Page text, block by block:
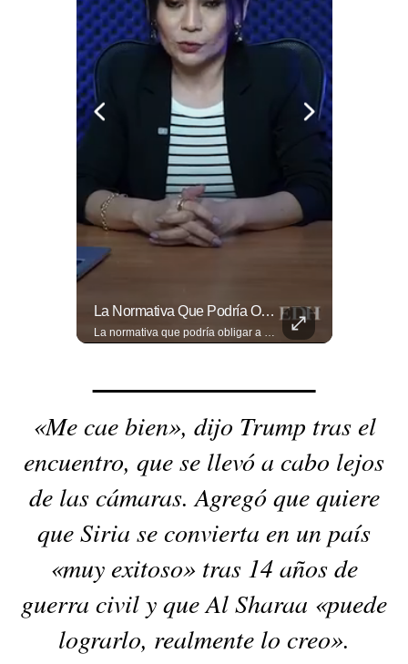
La Normativa Que Podría Obligar A Miles De Solicitantes A Salir De Estados Unidos Para Tramitar Su Residencia En Sus Países De Origen Sigue Vigente.
«Me cae bien», dijo Trump tras el
encuentro, que se llevó a cabo lejos
de las cámaras. Agregó que quiere
que Siria se convierta en un país
«muy exitoso» tras 14 años de
guerra civil y que Al Sharaa «puede
lograrlo, realmente lo creo».